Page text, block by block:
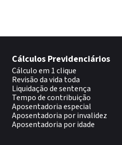
Cálculos Previdenciários
Cálculo em 1 clique
Revisão da vida toda
Liquidação de sentença
Tempo de contribuição
Aposentadoria especial
Aposentadoria por invalidez
Aposentadoria por idade